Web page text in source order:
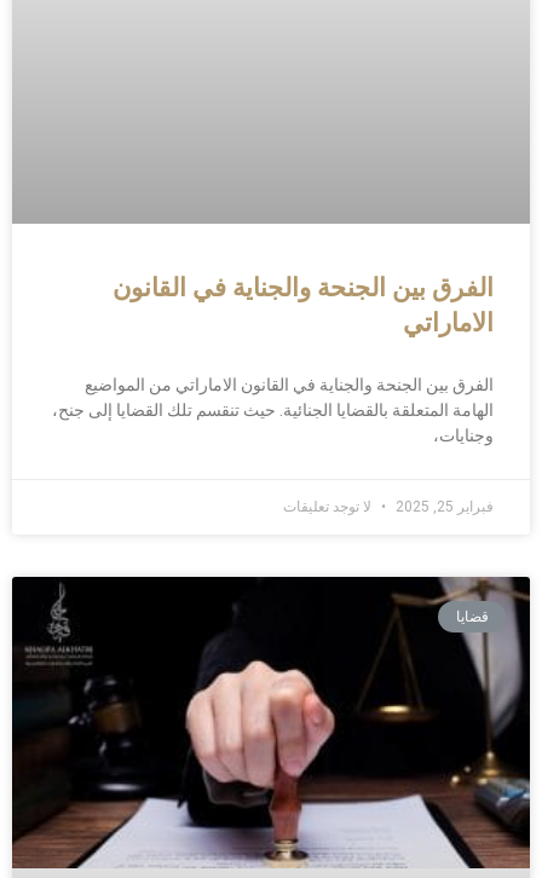
الفرق بين الجنحة والجناية في القانون
الاماراتي
الفرق بين الجنحة والجناية في القانون الاماراتي من المواضيع
الهامة المتعلقة بالقضايا الجنائية. حيث تنقسم تلك القضايا إلى جنح،
وجنايات،
فبراير 25, 2025 لا توجد تعليقات
قضايا